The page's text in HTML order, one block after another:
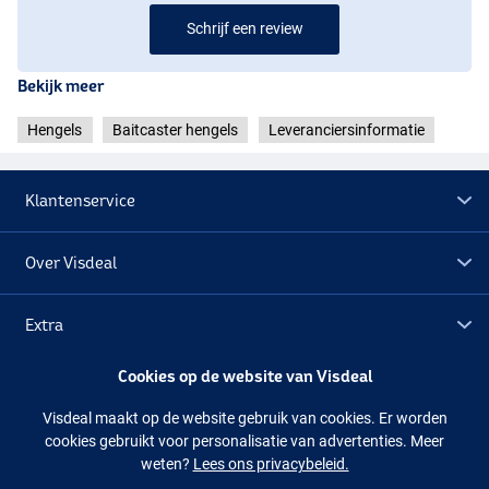
Schrijf een review
Bekijk meer
Hengels Baitcaster hengels Leveranciersinformatie
Klantenservice
Over Visdeal
Extra
Facebook Instagram
Cookies op de website van Visdeal
Visdeal maakt op de website gebruik van cookies. Er worden
cookies gebruikt voor personalisatie van advertenties. Meer
weten? Lees ons privacybeleid.